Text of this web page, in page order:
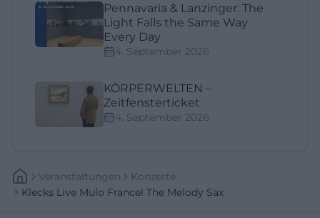
Pennavaria & Lanzinger: The
Light Falls the Same Way
Every Day
4. September 2026
KÖRPERWELTEN –
Zeitfensterticket
4. September 2026
Veranstaltungen
Konzerte
Klecks Live Mulo Francel The Melody Sax